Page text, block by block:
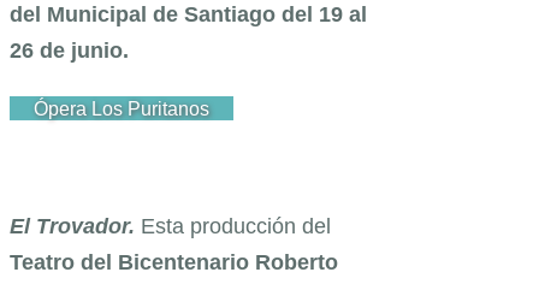
del Municipal de Santiago del 19 al
26 de junio.
Ópera Los Puritanos
El Trovador. Esta producción del
Teatro del Bicentenario Roberto